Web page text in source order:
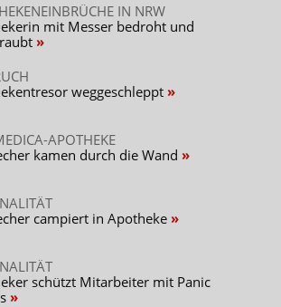
IN NRW
mit Messer bedroht und
weggeschleppt
APOTHEKE
kamen durch die Wand
campiert in Apotheke
schützt Mitarbeiter mit Panic